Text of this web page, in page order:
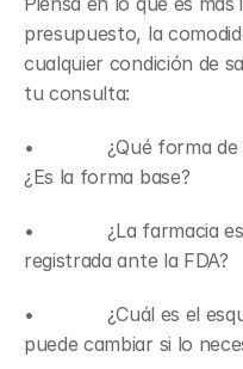
presupuesto, la
cualquier condición de
tu consulta:
•             ¿Qué
¿Es la forma base?
•             ¿La
registrada ante la FDA?
•             ¿Cuál es
puede cambiar si lo